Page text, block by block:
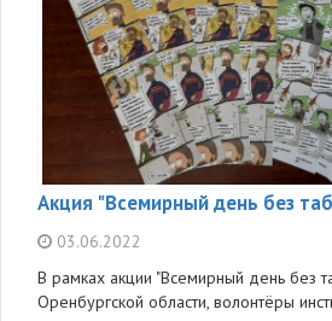
Акция "Всемирный день без
03.06.2022
В рамках акции "Всемирный день без
Оренбургской области, волонтёры